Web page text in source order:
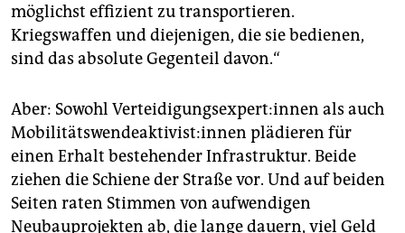
möglichst effizient zu transportieren.
Kriegswaffen und diejenigen, die sie bedienen,
sind das absolute Gegenteil davon.“
Aber: Sowohl Ver­tei­di­gungs­ex­per­t:in­nen als auch
Mo­bi­li­täts­wen­de­ak­ti­vis­t:in­nen plädieren für
einen Erhalt bestehender Infrastruktur. Beide
ziehen die Schiene der Straße vor. Und auf beiden
Seiten raten Stimmen von aufwendigen
Neubauprojekten ab, die lange dauern, viel Geld